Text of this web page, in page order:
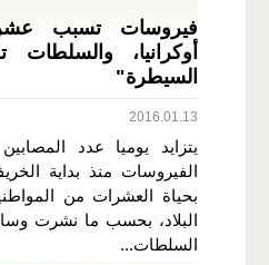
فيروسات تسبب
أوكرانيا،
السيطرة"
2016.01.13
يتزايد يوميا عدد
الفيروسات منذ بداية
بحياة العشرات من
البلاد، بحسب ما نشرت
السلطات...